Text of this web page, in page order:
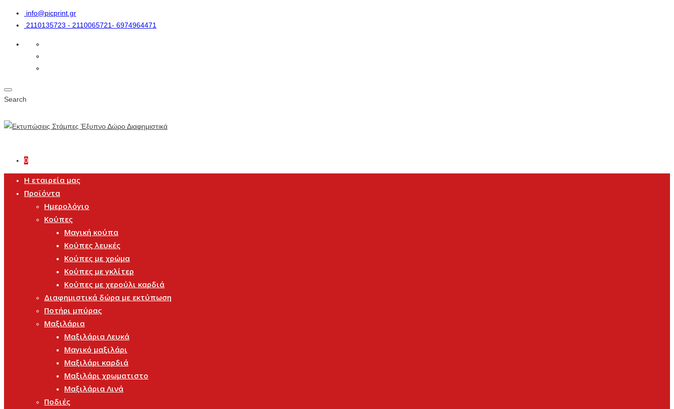
info@picprint.gr
2110135723 - 2110065721- 6974964471
Search
0
Η εταιρεία μας
Προϊόντα
Ημερολόγιο
Κούπες
Μαγική κούπα
Κούπες λευκές
Κούπες με χρώμα
Κούπες με γκλίτερ
Κούπες με χερούλι καρδιά
Διαφημιστικά δώρα με εκτύπωση
Ποτήρι μπύρας
Μαξιλάρια
Μαξιλάρια Λευκά
Μαγικό μαξιλάρι
Μαξιλάρι καρδιά
Μαξιλάρι χρωματιστο
Μαξιλάρια Λινά
Ποδιές